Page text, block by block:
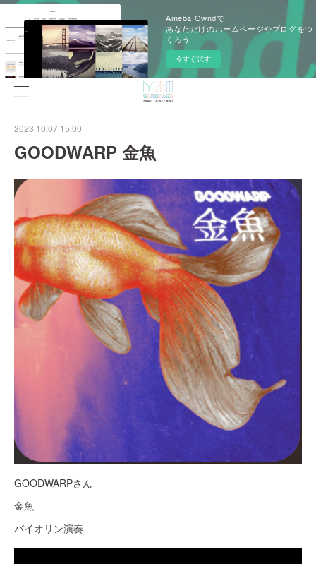
Ameba Owndで
あなただけのホームページやブログをつ
くろう
今すぐ試す
2023.10.07 15:00
GOODWARP 金魚
GOODWARPさん
金魚
バイオリン演奏